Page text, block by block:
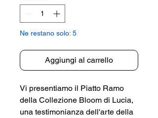
Ne restano solo: 5
Aggiungi al carrello
Vi presentiamo il Piatto Ramo
della Collezione Bloom di Lucia,
una testimonianza dell'arte della